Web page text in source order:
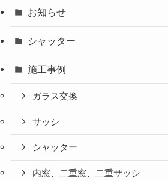
お知らせ
シャッター
施工事例
ガラス交換
サッシ
シャッター
内窓、二重窓、二重サッシ